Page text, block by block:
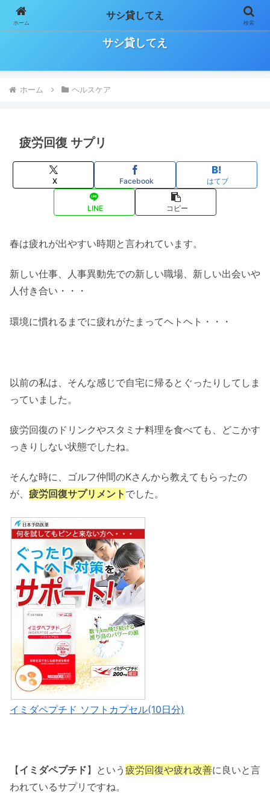
日々の気になること、お役立ち情報などをゆる～く気長に書いていきます！
サシ貸してえ
ホーム ヘルスケア
疲労回復 サプリ
X Facebook はてブ
LINE コピー
春は疲れが出やすい時期と言われています。
新しい仕事、人事異動先での新しい職場、新しい出会いや
人付き合い・・・
環境に慣れるまでに疲れがたまってヘトヘト・・・
以前の私は、そんな感じで自宅に帰るとぐったりしてしま
っていました。
疲労回復のドリンクやスタミナ料理を食べても、どこかす
っきりしない状態でしたね。
そんな時に、ゴルフ仲間のKさんから教えてもらったの
が、 疲労回復サプリメント でした。
イミダペプチド ソフトカプセル(10日分)
【イミダペプチド】という 疲労回復や疲れ改善に良いと言
われているサプリですね。
ホーム
サシ貸してえ
検索